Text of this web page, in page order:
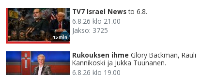
15 min
TV7 Israel News to 6.8.
6.8.26 klo 21.00
Jakso: 3725
Rukouksen ihme Glory Backman, Rauli
Kannikoski ja Jukka Tuunanen.
6.8.26 klo 19.00